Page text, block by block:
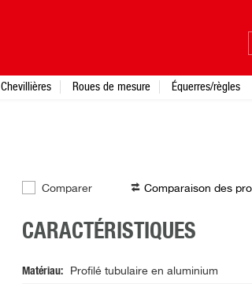
Comparer Comparaison des
CARACTÉRISTIQUES
Matériau Profilé tubulaire en aluminium
Chevillières Roues de mesure Équerres/règles